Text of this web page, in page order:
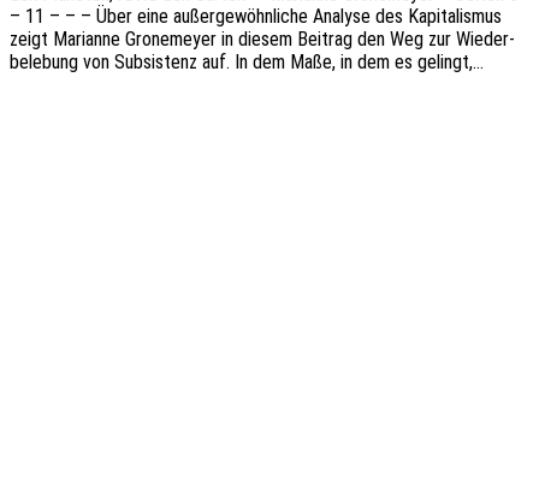
– 11 – – – Über eine außer­ge­wöhn­li­che Analy­se des Kapi­ta­lis­mus
zeigt Mari­an­ne Grone­mey­er in diesem Beitrag den Weg zur Wieder­
be­le­bung von Subsis­tenz auf. In dem Maße, in dem es gelingt,…